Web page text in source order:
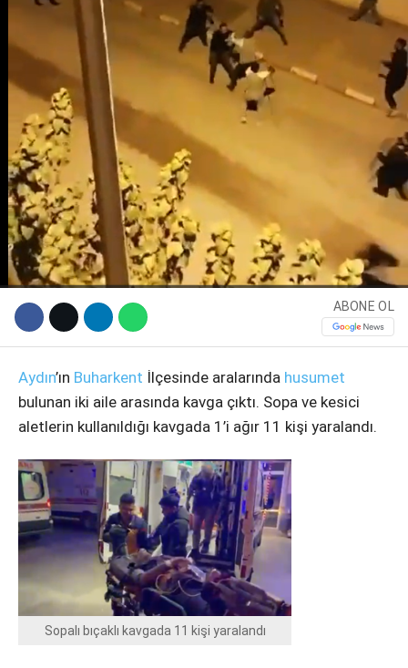
WhatsApp İhbar Hattı
Facebook
Instagram
Youtube
ABONE OL
Aydın’ın Buharkent İlçesinde aralarında husumet
bulunan iki aile arasında kavga çıktı. Sopa ve kesici
aletlerin kullanıldığı kavgada 1’i ağır 11 kişi yaralandı.
Sopalı bıçaklı kavgada 11 kişi yaralandı